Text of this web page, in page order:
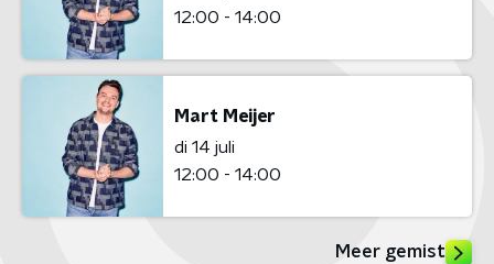
12:00 - 14:00
Mart Meijer
di 14 juli
12:00 - 14:00
Meer gemist